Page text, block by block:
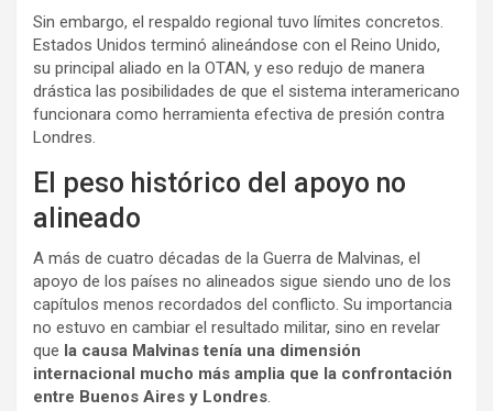
Sin embargo, el respaldo regional tuvo límites concretos.
Estados Unidos terminó alineándose con el Reino Unido,
su principal aliado en la OTAN, y eso redujo de manera
drástica las posibilidades de que el sistema interamericano
funcionara como herramienta efectiva de presión contra
Londres.
El peso histórico del apoyo no
alineado
A más de cuatro décadas de la Guerra de Malvinas, el
apoyo de los países no alineados sigue siendo uno de los
capítulos menos recordados del conflicto. Su importancia
no estuvo en cambiar el resultado militar, sino en revelar
que la causa Malvinas tenía una dimensión
internacional mucho más amplia que la confrontación
entre Buenos Aires y Londres.